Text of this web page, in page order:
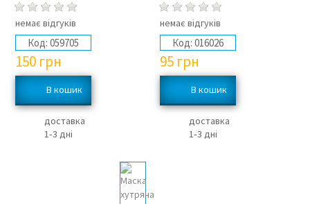
немає відгуків
Код: 059705
150 грн
доставка
1‑3 дні
немає відгуків
Код: 016026
95 грн
доставка
1‑3 дні